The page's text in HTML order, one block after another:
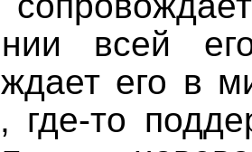
всей
его в
где-то